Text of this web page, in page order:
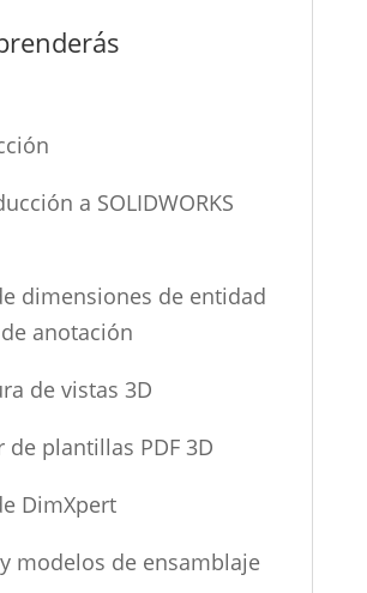
a SOLIDWORKS
dimensiones de entidad
anotación
de vistas 3D
de plantillas PDF 3D
DimXpert
modelos de ensamblaje